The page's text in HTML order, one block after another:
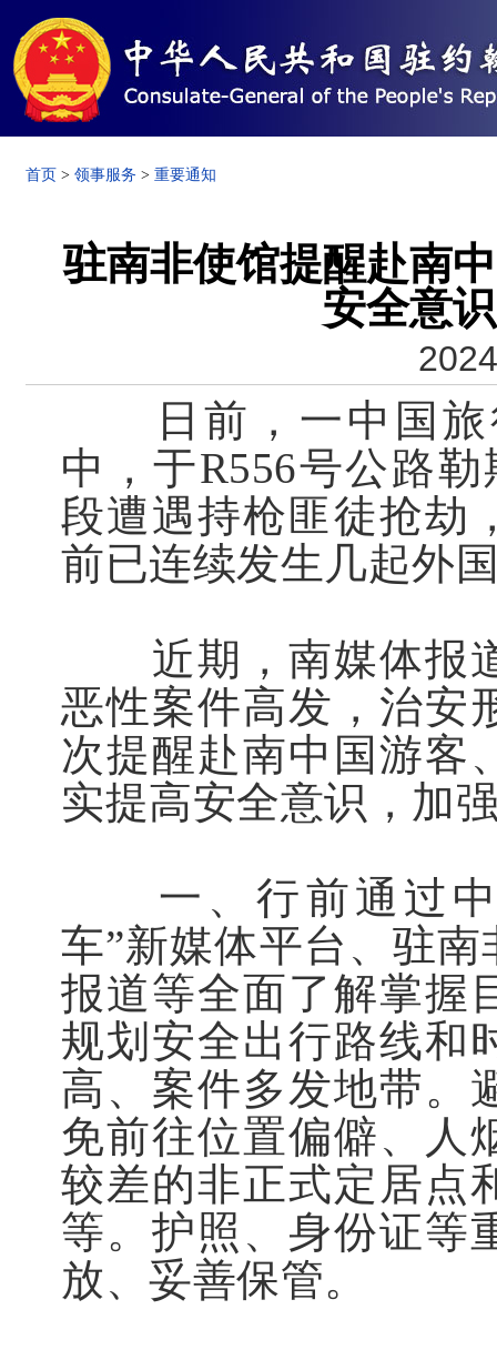
首页 > 领事服务 > 重要通知
驻南非使馆提醒赴南
安全意
日前，一中国旅
中，于R556号公路勒
段遭遇持枪匪徒抢劫
前已连续发生几起外
近期，南媒体报道
恶性案件高发，治安
次提醒赴南中国游客
实提高安全意识，加
一、行前通过中
车”新媒体平台、驻
报道等全面了解掌握
规划安全出行路线和
高、案件多发地带。
免前往位置偏僻、人
较差的非正式定居点
等。护照、身份证等
放、妥善保管。